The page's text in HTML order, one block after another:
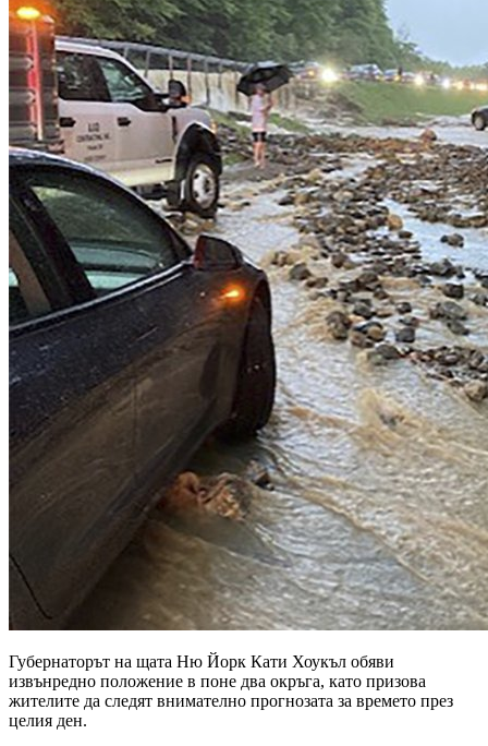
Губернаторът на щата Ню Йорк Кати Хоукъл обяви
извънредно положение в поне два окръга, като призова
жителите да следят внимателно прогнозата за времето през
целия ден.